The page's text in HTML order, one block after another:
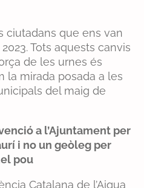
ciutadans que ens van
Tots aquests canvis
de les urnes és
la mirada posada a les
del maig de
a l’Ajuntament per
i no un geòleg per
pou
Catalana de l’Aigua